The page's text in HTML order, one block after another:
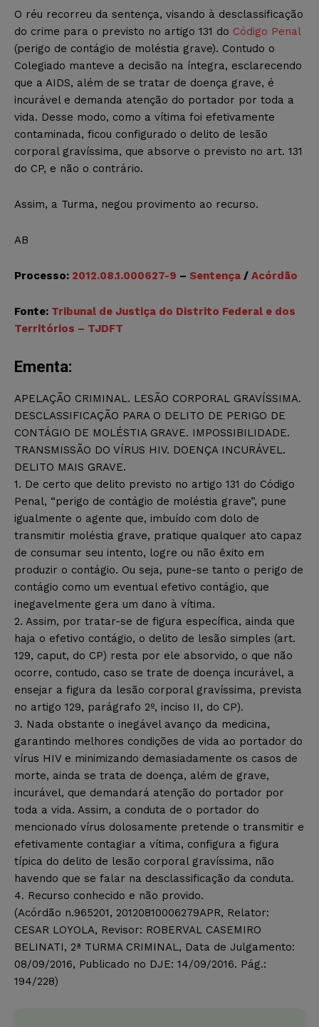
O réu recorreu da sentença, visando à desclassificação
do crime para o previsto no artigo 131 do Código Penal
(perigo de contágio de moléstia grave). Contudo o
Colegiado manteve a decisão na íntegra, esclarecendo
que a AIDS, além de se tratar de doença grave, é
incurável e demanda atenção do portador por toda a
vida. Desse modo, como a vítima foi efetivamente
contaminada, ficou configurado o delito de lesão
corporal gravíssima, que absorve o previsto no art. 131
do CP, e não o contrário.
Assim, a Turma, negou provimento ao recurso.
AB
Processo: 2012.08.1.000627-9 – Sentença / Acórdão
Fonte: Tribunal de Justiça do Distrito Federal e dos
Territórios – TJDFT
Ementa:
APELAÇÃO CRIMINAL. LESÃO CORPORAL GRAVÍSSIMA.
DESCLASSIFICAÇÃO PARA O DELITO DE PERIGO DE
CONTÁGIO DE MOLÉSTIA GRAVE. IMPOSSIBILIDADE.
TRANSMISSÃO DO VÍRUS HIV. DOENÇA INCURÁVEL.
DELITO MAIS GRAVE.
1. De certo que delito previsto no artigo 131 do Código
Penal, “perigo de contágio de moléstia grave”, pune
igualmente o agente que, imbuído com dolo de
transmitir moléstia grave, pratique qualquer ato capaz
de consumar seu intento, logre ou não êxito em
produzir o contágio. Ou seja, pune-se tanto o perigo de
contágio como um eventual efetivo contágio, que
inegavelmente gera um dano à vítima.
2. Assim, por tratar-se de figura específica, ainda que
haja o efetivo contágio, o delito de lesão simples (art.
129, caput, do CP) resta por ele absorvido, o que não
ocorre, contudo, caso se trate de doença incurável, a
ensejar a figura da lesão corporal gravíssima, prevista
no artigo 129, parágrafo 2º, inciso II, do CP).
3. Nada obstante o inegável avanço da medicina,
garantindo melhores condições de vida ao portador do
vírus HIV e minimizando demasiadamente os casos de
morte, ainda se trata de doença, além de grave,
incurável, que demandará atenção do portador por
toda a vida. Assim, a conduta de o portador do
mencionado vírus dolosamente pretende o transmitir e
efetivamente contagiar a vítima, configura a figura
típica do delito de lesão corporal gravíssima, não
havendo que se falar na desclassificação da conduta.
4. Recurso conhecido e não provido.
(Acórdão n.965201, 20120810006279APR, Relator:
CESAR LOYOLA, Revisor: ROBERVAL CASEMIRO
BELINATI, 2ª TURMA CRIMINAL, Data de Julgamento:
08/09/2016, Publicado no DJE: 14/09/2016. Pág.:
194/228)